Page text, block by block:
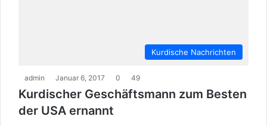
Kurdische Nachrichten
admin Januar 6, 2017 0 49
Kurdischer Geschäftsmann zum Besten
der USA ernannt